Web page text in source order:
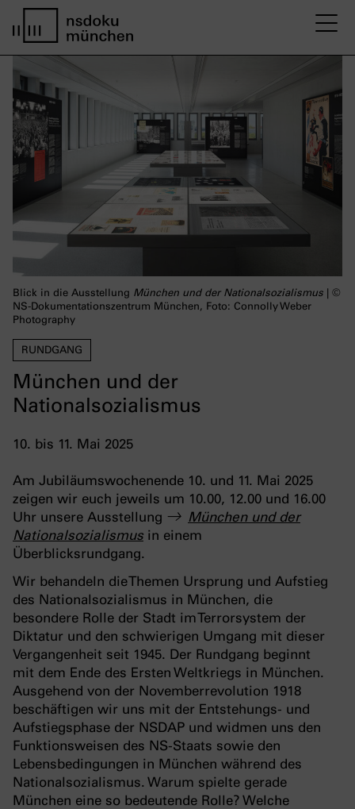
RUNDGANG
München und der
Nationalsozialismus
10. bis 11. Mai 2025
Blick in die Ausstellung München und der Nationalsozialismus | ©
NS-Dokumentationszentrum München, Foto: Connolly Weber
Photography
Am Jubiläumswochenende 10. und 11. Mai 2025
zeigen wir euch jeweils um 10.00, 12.00 und 16.00
Uhr unsere Ausstellung
München und der
Nationalsozialismus in einem
Überblicksrundgang.
Wir behandeln die Themen Ursprung und Aufstieg
des Nationalsozialismus in München, die
besondere Rolle der Stadt im Terrorsystem der
Diktatur und den schwierigen Umgang mit dieser
Vergangenheit seit 1945. Der Rundgang beginnt
mit dem Ende des Ersten Weltkriegs in München.
Ausgehend von der Novemberrevolution 1918
beschäftigen wir uns mit der Entstehungs- und
Aufstiegsphase der NSDAP und widmen uns den
Funktionsweisen des NS-Staats sowie den
Lebensbedingungen in München während des
Nationalsozialismus. Warum spielte gerade
München eine so bedeutende Rolle? Welche